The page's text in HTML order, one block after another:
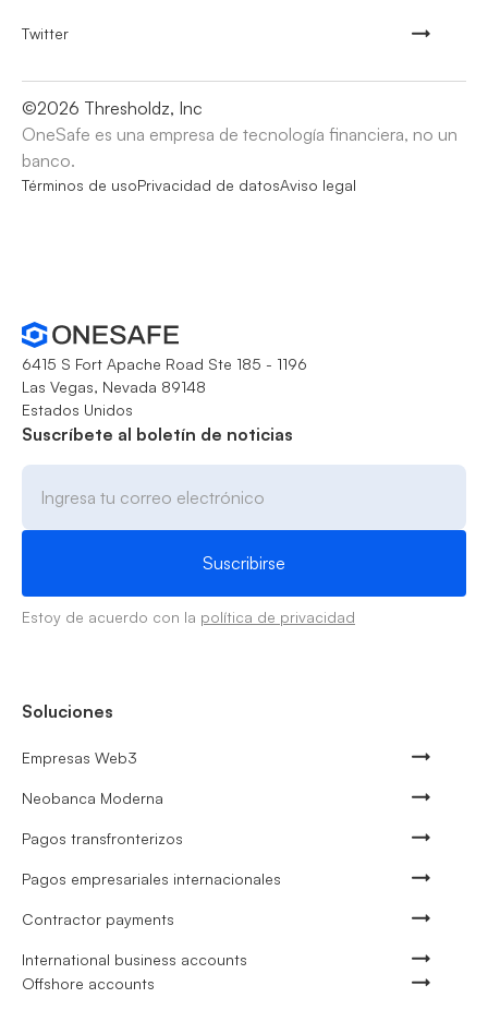
Twitter
©2026 Thresholdz, Inc
OneSafe es una empresa de tecnología financiera, no un
banco.
Términos de usoPrivacidad de datosAviso legal
6415 S Fort Apache Road Ste 185 - 1196
Las Vegas, Nevada 89148
Estados Unidos
Suscríbete al boletín de noticias
Estoy de acuerdo con la política de privacidad
Soluciones
Empresas Web3
Neobanca Moderna
Pagos transfronterizos
Pagos empresariales internacionales
Contractor payments
International business accounts
Offshore accounts